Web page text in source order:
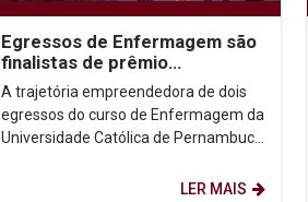
Egressos de Enfermagem são
finalistas de prêmio
internacional de inovação em
saúde digital
A trajetória empreendedora de dois
egressos do curso de Enfermagem da
Universidade Católica de Pernambuco
LER MAIS